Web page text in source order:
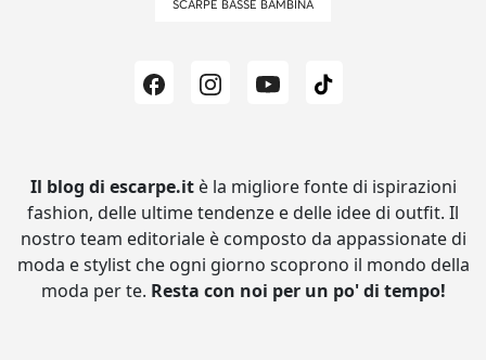
SCARPE BASSE BAMBINA
Il blog di escarpe.it è la migliore fonte di ispirazioni
fashion, delle ultime tendenze e delle idee di outfit. Il
nostro team editoriale è composto da appassionate di
moda e stylist che ogni giorno scoprono il mondo della
moda per te. Resta con noi per un po' di tempo!